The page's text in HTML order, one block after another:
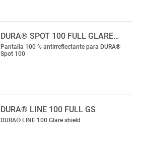
DURA® SPOT 100 FULL GLARE…
Pantalla 100 % antirreflectante para DURA®
Spot 100
DURA® LINE 100 FULL GS
DURA® LINE 100 Glare shield